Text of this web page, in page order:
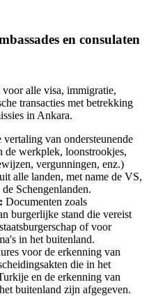
en consulaten
alle visa, immigratie,
transacties met betrekking
in Ankara.
vertaling van ondersteunende
de werkplek, loonstrookjes,
vergunningen, enz.)
alle landen, met name de VS,
Schengenlanden.
Documenten zoals
burgerlijke stand die vereist
of voor
in het buitenland.
voor de erkenning van
die in het
en de erkenning van
buitenland zijn afgegeven.